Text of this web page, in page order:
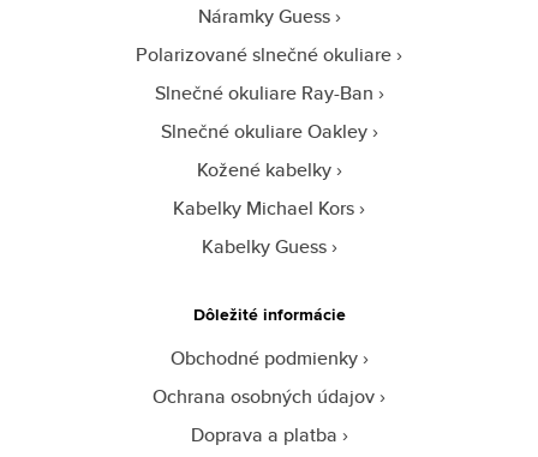
Náramky Guess
Polarizované slnečné okuliare
Slnečné okuliare Ray-Ban
Slnečné okuliare Oakley
Kožené kabelky
Kabelky Michael Kors
Kabelky Guess
Dôležité informácie
Obchodné podmienky
Ochrana osobných údajov
Doprava a platba